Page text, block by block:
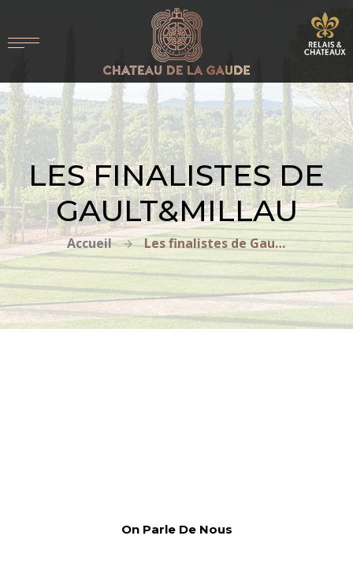
LES FINALISTES DE
GAULT&MILLAU
Accueil Les finalistes de Gault&Millau
On Parle De Nous